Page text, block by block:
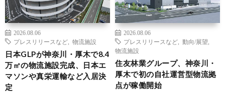
2026.08.06
プレスリリースなど
物流施設
日本GLPが神奈川・厚木で8.4
万㎡の物流施設完成、日本エ
マソンや真栄運輸など入居決
定
2026.08.06
プレスリリースなど
動向/展望
物流施設
住友林業グループ、神奈川・
厚木で初の自社運営型物流拠
点が稼働開始